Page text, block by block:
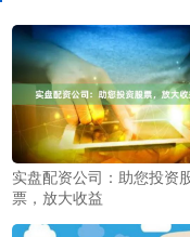
实盘配资公司：助您投资
票，放大收益